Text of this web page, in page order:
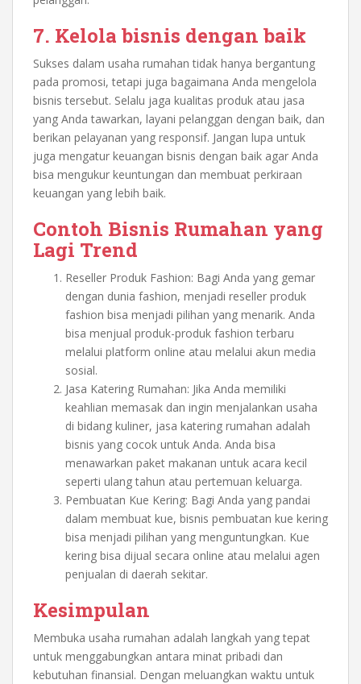
7. Kelola bisnis dengan baik
Sukses dalam usaha rumahan tidak hanya bergantung
pada promosi, tetapi juga bagaimana Anda mengelola
bisnis tersebut. Selalu jaga kualitas produk atau jasa
yang Anda tawarkan, layani pelanggan dengan baik, dan
berikan pelayanan yang responsif. Jangan lupa untuk
juga mengatur keuangan bisnis dengan baik agar Anda
bisa mengukur keuntungan dan membuat perkiraan
keuangan yang lebih baik.
Contoh Bisnis Rumahan yang
Lagi Trend
Reseller Produk Fashion: Bagi Anda yang gemar
dengan dunia fashion, menjadi reseller produk
fashion bisa menjadi pilihan yang menarik. Anda
bisa menjual produk-produk fashion terbaru
melalui platform online atau melalui akun media
sosial.
Jasa Katering Rumahan: Jika Anda memiliki
keahlian memasak dan ingin menjalankan usaha
di bidang kuliner, jasa katering rumahan adalah
bisnis yang cocok untuk Anda. Anda bisa
menawarkan paket makanan untuk acara kecil
seperti ulang tahun atau pertemuan keluarga.
Pembuatan Kue Kering: Bagi Anda yang pandai
dalam membuat kue, bisnis pembuatan kue kering
bisa menjadi pilihan yang menguntungkan. Kue
kering bisa dijual secara online atau melalui agen
penjualan di daerah sekitar.
Kesimpulan
Membuka usaha rumahan adalah langkah yang tepat
untuk menggabungkan antara minat pribadi dan
kebutuhan finansial. Dengan meluangkan waktu untuk